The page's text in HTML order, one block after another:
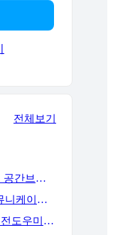
전체보기
이음(EUM)은 팝업스토어 및 공간브랜딩 전문 업체로서 공간에서 고객과의 접점을 통해 공간에서의 체험과 브랜드 경험을 통해 고객의 마음을 움직일 수 있는 전문 기업입니다. 성수동, 홍대앞, 더현대여의도, 현대백화점 판교 & 목동 & 삼성 & 압구정, 롯데백화점 잠실 & 에비뉴엘, 양양 서피비치, 스타필드, IFC몰, 코엑스, 킨텍스, 교보 & 영풍문고, 부산 밀락타운 & 더베이 101, 콘래드 호텔, 동해안, 전국 리조트 및 호텔 등등에서 경험과 실적을 가지고 있으며, 팝업스토어와 공간브랜딩을 디자인에서부터 시공, 철거까지 완벽한 원스탑 서비스를 대행해드리고 있습니다.
성수동 기반의 유니코드 커뮤니케이션즈는 브랜드의 가치를 감각적으로 현장화하는 마케팅·프로모션 전문 대행사입니다. 팝업스토어, 기업 행사, 전시부터 축제 부스까지 콘셉트 기획·공간 연출·현장 운영을 통합 수행하여 완성도 높은 행사를 만듭니다. 기획부터 공간연출 현장운영 인력섭외까지 유니코드에게 맞겨주세요!
행사 인력(진행.운영.경호.의전도우미.프로모터.관람객등) 토탈 에이전시 입니다. 행사 운영에 어려움 많으시죠? 저희가 해결 해드립니다!!!! 연락주세요~!!! 주)월드플래닝 입니다.